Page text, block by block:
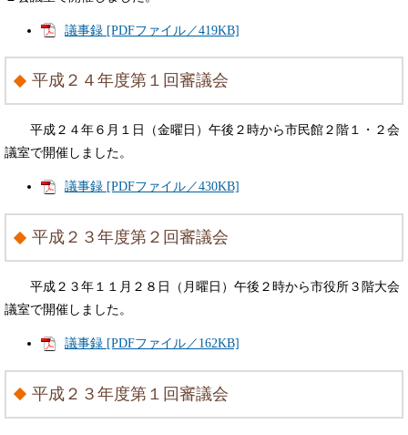
議事録 [PDFファイル／419KB]
平成２４年度第１回審議会
平成２４年６月１日（金曜日）午後２時から市民館２階１・２会
議室で開催しました。
議事録 [PDFファイル／430KB]
平成２３年度第２回審議会
平成２３年１１月２８日（月曜日）午後２時から市役所３階大会
議室で開催しました。
議事録 [PDFファイル／162KB]
平成２３年度第１回審議会